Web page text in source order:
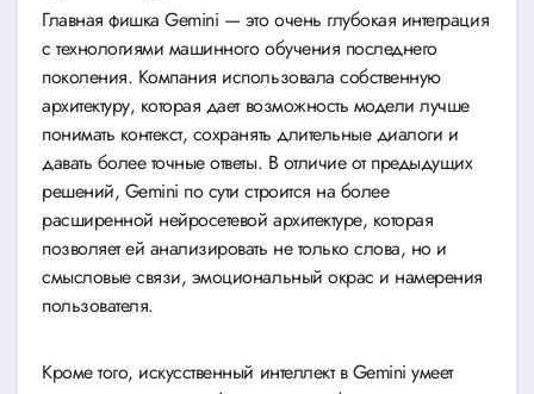
Главная фишка Gemini — это очень глубокая интеграция
с технологиями машинного обучения последнего
поколения. Компания использовала собственную
архитектуру, которая дает возможность модели лучше
понимать контекст, сохранять длительные диалоги и
давать более точные ответы. В отличие от предыдущих
решений, Gemini по сути строится на более
расширенной нейросетевой архитектуре, которая
позволяет ей анализировать не только слова, но и
смысловые связи, эмоциональный окрас и намерения
пользователя.
Кроме того, искусственный интеллект в Gemini умеет